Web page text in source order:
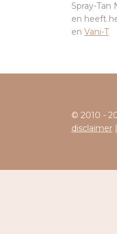
Spray-
en heeft
en Vani-T
© 2010 -
disclaimer |